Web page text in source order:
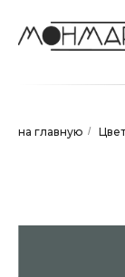
на главную /